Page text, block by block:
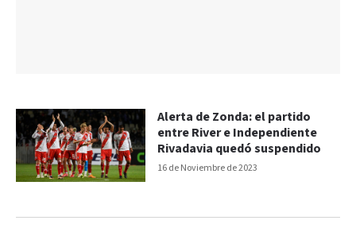
16 de Noviembre de 2023
Alerta de Zonda: el partido
entre River e Independiente
Rivadavia quedó suspendido